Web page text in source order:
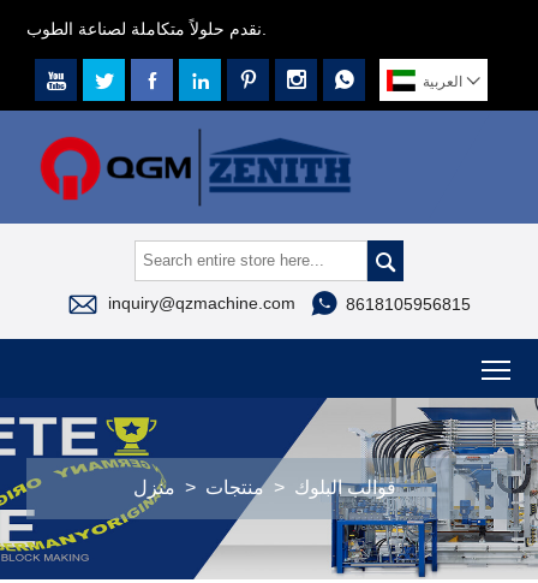
       العربية 

 inquiry@qzmachine.com  8618105956815
منزل > منتجات > قوالب البلوك